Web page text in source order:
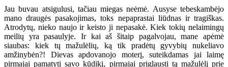
Jau buvau atsigulusi, tačiau miegas neėmė. Ausyse tebeskambėjo
mano draugės pasakojimas, toks nepaprastai liūdnas ir tragiškas.
Atrodytų, nieko naujo ir keisto ji nepasakė. Kiek tokių nelaimingų
meilių yra pasaulyje. Ir kai aš šitaip pagalvojau, mane apėmė
siaubas: kiek tų mažulėlių, ką tik pradėtų gyvybių nukeliavo
amžinybėn?! Dievas apdovanojo moterį, suteikdamas jai laimę
pirmajai pamatyti savo kūdikį, pirmajai priglausti tą mažulėlį prie